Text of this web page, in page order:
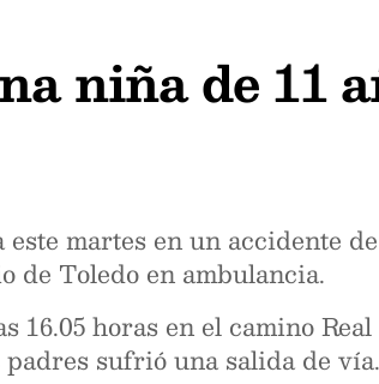
niña de 11
martes en un accidente
Toledo en ambulancia.
horas en el camino
sufrió una salida de vía.